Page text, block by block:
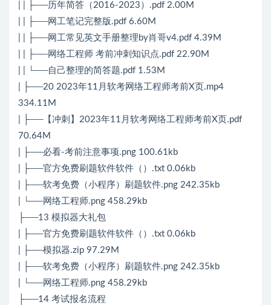
| | ├──历年简答（2016-2023）.pdf 2.00M
| | ├──网工笔记完整版.pdf 6.60M
| | ├──网工常见英文手册整理by肖哥v4.pdf 4.39M
| | ├──网络工程师 考前冲刺知识点.pdf 22.90M
| | └──自己整理的简答题.pdf 1.53M
| ├──20 2023年11月软考网络工程师考前X页.mp4
334.11M
| ├──【冲刺】2023年11月软考网络工程师考前X页.pdf
70.64M
| ├──必看-考前注意事项.png 100.61kb
| ├──官方免费刷题软件软件（）.txt 0.06kb
| ├──软考免费（小程序）刷题软件.png 242.35kb
| └──网络工程师.png 458.29kb
├──13 模拟器大礼包
| ├──官方免费刷题软件软件（）.txt 0.06kb
| ├──模拟器.zip 97.29M
| ├──软考免费（小程序）刷题软件.png 242.35kb
| └──网络工程师.png 458.29kb
├──14 考试报名流程